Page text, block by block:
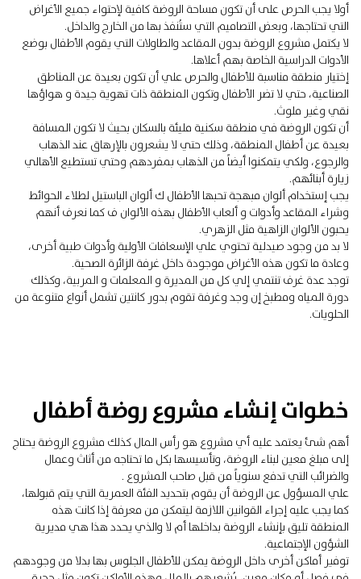
أولا يجب الحرص على أن تكون مساحة الروضة كافية لإحتواء جميع الأغراض
التي تحتاجها، وبعض التصاميم التي ستُنفذ بها من الخارج والداخل.
لا يكتمل مشروع الروضة بدون المقاعد والطاولات التي يقوم الأطفال بوضع
الأدوات الدراسية الخاصة بهم أعلاها.
إختيار منطقة مناسبة للأطفال والحرص علي أن تكون بعيدة عن المناطق
الصناعية، حتي لا تضر الأطفال وتكون المنطقة ذات تهوية جيدة و هواؤها
نقي وغير ملوث.
أن تكون الروضة في منطقة سكنية مليئة بالسكان بحيث لا تكون المسافة
بعيدة عن أطفال المنطقة، وذلك حتي لا يشعرون بالإرهاق عند الذهاب
والرجوع، ولكي يتمكنوا أيضاً من الذهاب بمفردهم وحتي تستطيع الأهالي
زيارة أبنائهم.
يجب إستخدام ألوان مبهجة تحبها الأطفال ك ألوان الباستيل لطلاء الحوائط
وشراء المقاعد وأدوات و ألعاب الأطفال بهذه الألوان ف كما نعرف أنهم
يحبون الألوان الزاهية مثل الزهري.
لا بد من وجود صيدلية تحتوي علي الإسعافات الأولية وأدوات طبية أخرى،
وعادة ما تكون هذه الأغراض موجودة داخل غرفة الزائرة الصحية.
توجد عدة غرف تنتمي إلي كل من المديرة و المعلمات و المربية، وكذلك
دورة المياه ومطبخ إن وجد وغرفة تقوم بدور كانتين تشمل أنواع متنوعة من
الحلويات.
خطوات إنشاء مشروع روضة أطفال
أهم شئ يعتمد عليه أي مشروع هو رأس المال كذلك مشروع الروضة يحتاج
إلى مبلغ معين لبناء الروضة، وتأسيسها بكل ما تحتاجه من أثاث وعمال
والضرائب التي تدفع سنوياً من قبل صاحب المشروع .
علي المسؤول عن الروضة أن يقوم بتحديد الفئة العمرية التي يتم قبولها،
كما يجب عليه إجراء القوانين اللازمة ليتمكن من معرفة إذا كانت هذه
المنطقة تليق بإنشاء الروضة بداخلها أم لا والذي يحدد هذا هي مديرية
الشؤون الإجتماعية.
توفير أماكن أخرى داخل الروضة يمكن للأطفال الجلوس بها بدلا من وجودهم